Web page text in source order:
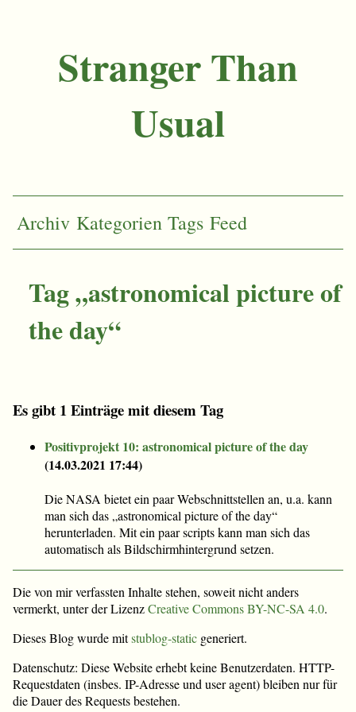
Stranger Than
Usual
Archiv Kategorien Tags Feed
Tag „astronomical picture of
the day“
Es gibt 1 Einträge mit diesem Tag
Positivprojekt 10: astronomical picture of the day
(14.03.2021 17:44)
Die NASA bietet ein paar Webschnittstellen an, u.a. kann
man sich das „astronomical picture of the day“
herunterladen. Mit ein paar scripts kann man sich das
automatisch als Bildschirmhintergrund setzen.
Die von mir verfassten Inhalte stehen, soweit nicht anders
vermerkt, unter der LizenzCreative Commons BY-NC-SA 4.0.
Dieses Blog wurde mitstublog-static generiert.
Datenschutz: Diese Website erhebt keine Benutzerdaten. HTTP-
Requestdaten (insbes. IP-Adresse und user agent) bleiben nur für
die Dauer des Requests bestehen.